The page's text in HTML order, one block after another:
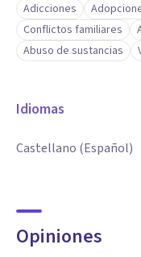
Adicciones
Conflictos familiares
Abuso de sustancias
Idiomas
Castellano (Español)
Opiniones